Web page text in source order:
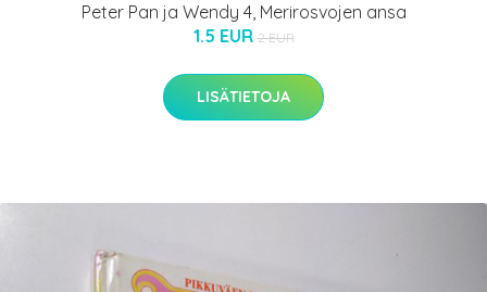
Peter Pan ja Wendy 4, Merirosvojen ansa
1.5 EUR 2 EUR
LISÄTIETOJA